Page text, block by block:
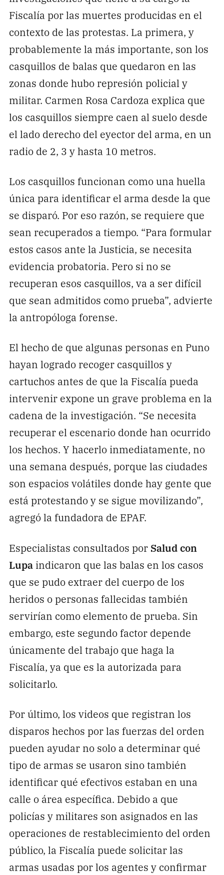
Fiscalía por las muertes producidas en el
contexto de las protestas. La primera, y
probablemente la más importante, son los
casquillos de balas que quedaron en las
zonas donde hubo represión policial y
militar. Carmen Rosa Cardoza explica que
los casquillos siempre caen al suelo desde
el lado derecho del eyector del arma, en un
radio de 2, 3 y hasta 10 metros.
Los casquillos funcionan como una huella
única para identificar el arma desde la que
se disparó. Por eso razón, se requiere que
sean recuperados a tiempo. “Para formular
estos casos ante la Justicia, se necesita
evidencia probatoria. Pero si no se
recuperan esos casquillos, va a ser difícil
que sean admitidos como prueba”, advierte
la antropóloga forense.
El hecho de que algunas personas en Puno
hayan logrado recoger casquillos y
cartuchos antes de que la Fiscalía pueda
intervenir expone un grave problema en la
cadena de la investigación. “Se necesita
recuperar el escenario donde han ocurrido
los hechos. Y hacerlo inmediatamente, no
una semana después, porque las ciudades
son espacios volátiles donde hay gente que
está protestando y se sigue movilizando”,
agregó la fundadora de EPAF.
Especialistas consultados por Salud con
Lupaindicaron que las balas en los casos
que se pudo extraer del cuerpo de los
heridos o personas fallecidas también
servirían como elemento de prueba. Sin
embargo, este segundo factor depende
únicamente del trabajo que haga la
Fiscalía, ya que es la autorizada para
solicitarlo.
Por último, los videos que registran los
disparos hechos por las fuerzas del orden
pueden ayudar no solo a determinar qué
tipo de armas se usaron sino también
identificar qué efectivos estaban en una
calle o área específica. Debido a que
policías y militares son asignados en las
operaciones de restablecimiento del orden
público, la Fiscalía puede solicitar las
armas usadas por los agentes y confirmar